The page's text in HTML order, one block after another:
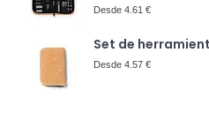
Desde 4.61 €
Set de
Desde 4.57 €